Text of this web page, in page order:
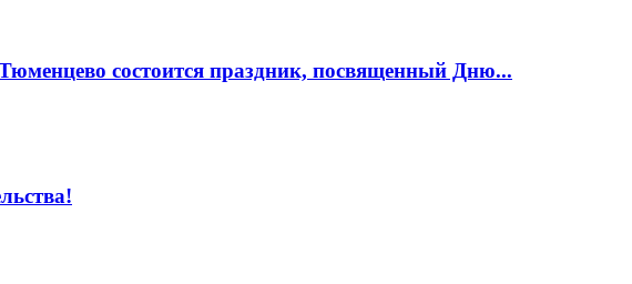
состоится праздник, посвященный Дню...